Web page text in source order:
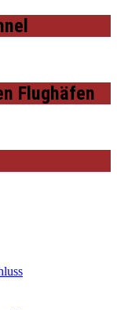
Flughäfen